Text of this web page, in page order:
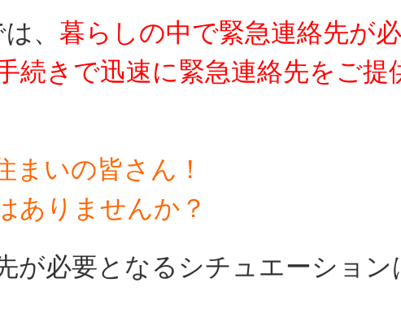
、 暮らしの中で緊急連絡先が
続きで迅速に緊急連絡先をご提
まいの皆さん！
ありませんか？
が必要となるシチュエーション